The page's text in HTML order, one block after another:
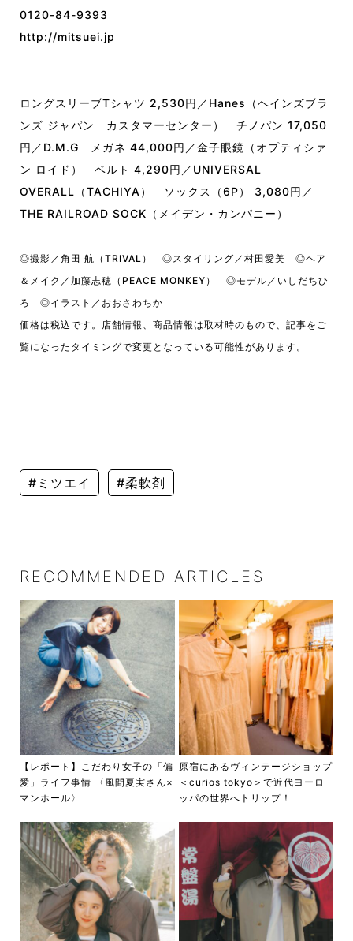
0120-84-9393
http://mitsuei.jp
ロングスリーブTシャツ 2,530円／ Hanes
（ヘインズブラ
ンズ ジャパン カスタマーセンター） チノパン 17,050
円／ D.M.G メガネ 44,000円／金子眼鏡（オプティシァ
ン ロイド） ベルト 4,290円／ UNIVERSAL
OVERALL
（TACHIYA ） ソックス（6P） 3,080円／
THE RAILROAD SOCK （メイデン・カンパニー）
◎撮影／角田 航（TRIVAL） ◎スタイリング／村田愛美 ◎ヘア
＆メイク／加藤志穂（PEACE MONKEY） ◎モデル／いしだちひ
ろ ◎イラスト／おおさわちか
価格は税込です。店舗情報、商品情報は取材時のもので、記事をご
覧になったタイミングで変更となっている可能性があります。
#ミツエイ #柔軟剤
RECOMMENDED ARTICLES
【レポート】こだわり女子の「偏
愛」ライフ事情 〈風間夏実さん×
マンホール〉
原宿にあるヴィンテージショップ
＜curios tokyo＞で近代ヨーロ
ッパの世界へトリップ！